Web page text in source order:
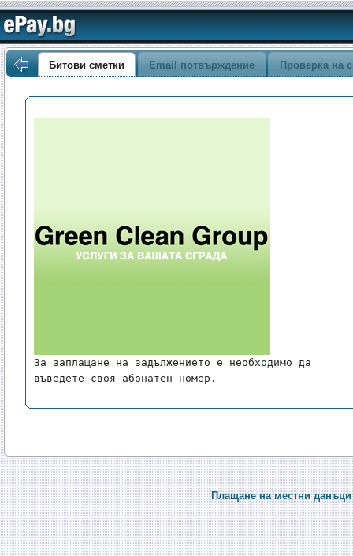
Битови сметки Email потвърждение Проверка на
За заплащане на задължението е необходимо да
въведете своя абонатен номер.
Плащане на местни данъци